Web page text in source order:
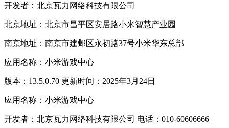
开发者：北京瓦力网络科技有限公司
北京地址：北京市昌平区安居路小米智慧产业园
南京地址：南京市建邺区永初路37号小米华东总部
应用名称：小米游戏中心
版本：13.5.0.70 更新时间：2025年3月24日
应用名称：小米游戏中心
开发者：北京瓦力网络科技有限公司 电话：010-60606666